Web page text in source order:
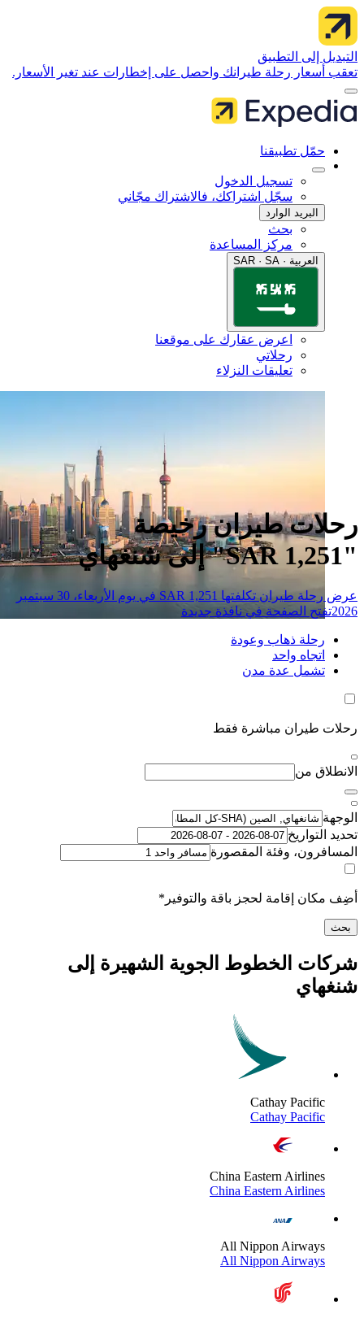
إلى التطبيق
رحلة طيرانك واحصل على إخطارات عند تغير الأسعار.
تطبيقنا
تسجيل الدخول
سجّل اشتراكك، فالاشتراك مجّاني
البريد الوارد
مركز المساعدة
اعرض عقارك على موقعنا
رحلاتي
تعليقات النزلاء
طيران رخيصة
عرض رحلة طيران تكلفتها SAR 1,251 في يوم الأربعاء، 30 سبتمبر
الصفحة في نافذة جديدة
ذهاب وعودة
واحد
عدة مدن
طيران مباشرة فقط
من
وفئة المقصورة
إقامة لحجز باقة والتوفير*
الخطوط الجوية الشهيرة إلى
Cathay
Cathay
China Eastern
China Eastern
All Nippon
All Nippon